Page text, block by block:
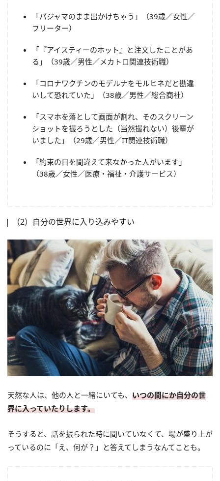
「パジャマのまま出かけちゃう」（39歳／女性／
フリーター）
「『アイスティーのホット』と注文したことがあ
る」（39歳／男性／メカトロ関連技術職）
「コロナワクチンのモデルナをモルヒネだと勘違
いして恐れていた」（38歳／男性／総合商社）
「スマホを落として画面が割れ、そのスクリーン
ショットを撮ろうとした（当然撮れない）後輩が
いました」（29歳／男性／IT関連技術職）
「約束の日を間違えて来なかった人がいます」
（38歳／女性／医療・福祉・介護サービス）
（2）自分の世界に入り込みやすい
天然な人は、他の人と一緒にいても、 いつの間にか自分の世
界に入っていたりします。
そうすると、話を振られた時に聞いていなくて、場が盛り上が
っているのに「え、何が？」と答えてしまうなんてことも。